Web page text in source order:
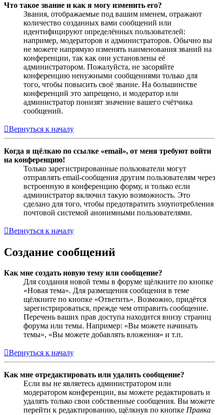
Что такое звание и как я могу изменить его?
Звания, отображаемые под вашим именем, отражают
количество созданных вами сообщений или
идентифицируют определённых пользователей:
например, модераторов и администраторов. Обычно вы
не можете напрямую изменять наименования званий на
конференции, так как они установлены её
администратором. Пожалуйста, не засоряйте
конференцию ненужными сообщениями только для
того, чтобы повысить своё звание. На большинстве
конференций это запрещено, и модератор или
администратор понизят значение вашего счётчика
сообщений.
Вернуться к началу
Когда я щёлкаю по ссылке «email», от меня требуют войти
на конференцию!
Только зарегистрированные пользователи могут
отправлять email-сообщения другим пользователям через
встроенную в конференцию форму, и только если
администратор включил такую возможность. Это
сделано для того, чтобы предотвратить злоупотребления
почтовой системой анонимными пользователями.
Вернуться к началу
Создание сообщений
Как мне создать новую тему или сообщение?
Для создания новой темы в форуме щёлкните по кнопке
«Новая тема». Для размещения сообщения в теме
щёлкните по кнопке «Ответить». Возможно, придётся
зарегистрироваться, прежде чем отправить сообщение.
Перечень ваших прав доступа находится внизу страниц
форума или темы. Например: «Вы можете начинать
темы», «Вы можете добавлять вложения» и т.п.
Вернуться к началу
Как мне отредактировать или удалить сообщение?
Если вы не являетесь администратором или
модератором конференции, вы можете редактировать и
удалять только свои собственные сообщения. Вы можете
перейти к редактированию, щёлкнув по кнопке Правка